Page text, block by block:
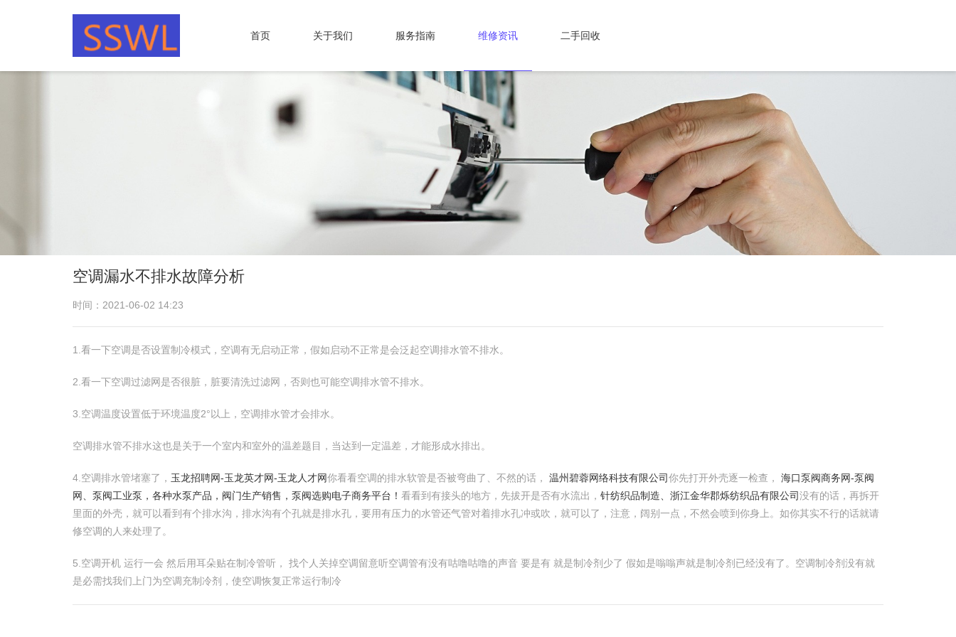
首页 关于我们 服务指南 维修资讯 二手回收
空调漏水不排水故障分析
时间：2021-06-02 14:23
1.看一下空调是否设置制冷模式，空调有无启动正常，假如启动不正常是会泛起空调排水管不排水。
2.看一下空调过滤网是否很脏，脏要清洗过滤网，否则也可能空调排水管不排水。
3.空调温度设置低于环境温度2°以上，空调排水管才会排水。
空调排水管不排水这也是关于一个室内和室外的温差题目，当达到一定温差，才能形成水排出。
4.空调排水管堵塞了， 玉龙招聘网-玉龙英才网-玉龙人才网你看看空调的排水软管是否被弯曲了、不然的话， 温州碧蓉网络科技有限公司你先打开外壳逐一检查， 海口泵阀商务网-泵阀
网、泵阀工业泵，各种水泵产品，阀门生产销售，泵阀选购电子商务平台！ 看看到有接头的地方，先拔开是否有水流出， 针纺织品制造、浙江金华郡烁纺织品有限公司没有的话，再拆开
里面的外壳，就可以看到有个排水沟，排水沟有个孔就是排水孔，要用有压力的水管还气管对着排水孔冲或吹，就可以了，注意，阔别一点，不然会喷到你身上。如你其实不行的话就请
修空调的人来处理了。
5.空调开机 运行一会 然后用耳朵贴在制冷管听， 找个人关掉空调留意听空调管有没有咕噜咕噜的声音 要是有 就是制冷剂少了 假如是嗡嗡声就是制冷剂已经没有了。空调制冷剂没有就
是必需找我们上门为空调充制冷剂，使空调恢复正常运行制冷